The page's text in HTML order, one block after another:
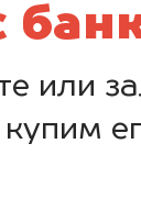
или